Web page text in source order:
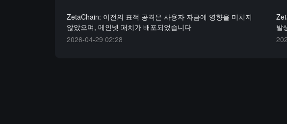
ZetaChain: 이전의 표적 공격은 사용자 자금에 영향을 미치지
않았으며, 메인넷 패치가 배포되었습니다
2026-04-29 02:28
발